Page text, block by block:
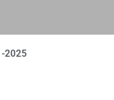
-2025